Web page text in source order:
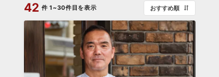
42 件 1~30件目を表示 おすすめ順